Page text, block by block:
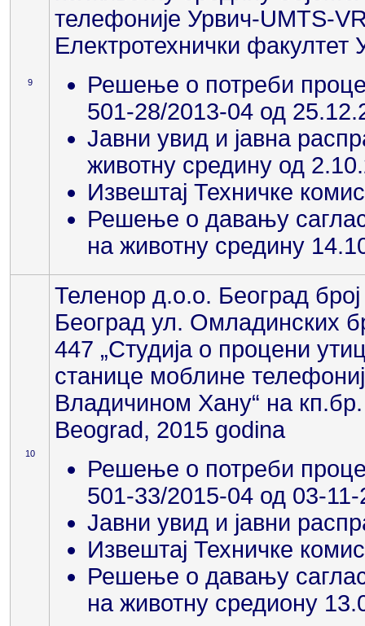
9
телефоније Урвич-UMTS-
Електротехнички факултет
Решење о потреби
501-28/2013-04 од
Јавни увид и јавна
животну средину од
Извештај Техничке
Решење о давању
на животну средину
10
Теленор д.о.о. Београд
Београд ул. Омладинских
447 „Студија о процени
станице моблине
Владичином Хану“ на
Beograd, 2015 godina
Решење о потреби
501-33/2015-04 од 03-
Јавни увид и јавни
Извештај Техничке
Решење о давању
на животну средиону